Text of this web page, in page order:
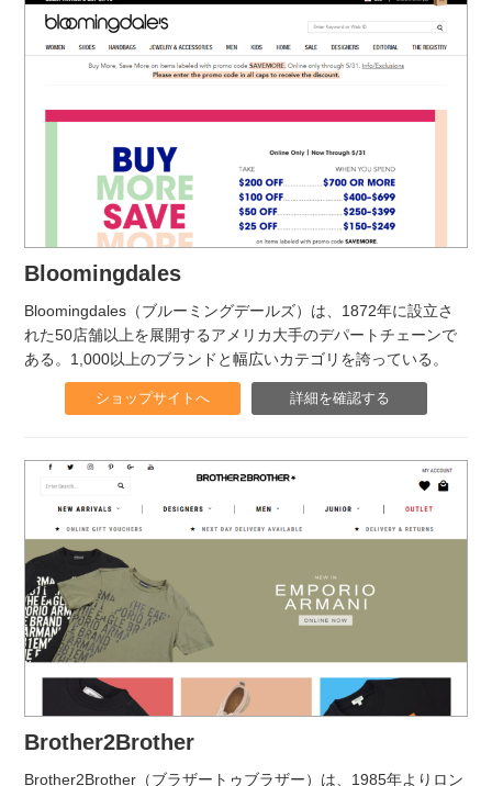
Bloomingdales
Bloomingdales（ブルーミングデールズ）は、1872年に設立さ
れた50店舗以上を展開するアメリカ大手のデパートチェーンで
ある。1,000以上のブランドと幅広いカテゴリを誇っている。
ショップサイトへ 詳細を確認する
Brother2Brother
Brother2Brother（ブラザートゥブラザー）は、1985年よりロン